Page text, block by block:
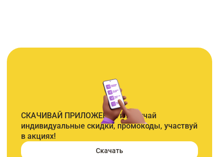
СКАЧИВАЙ ПРИЛОЖЕНИЕ и получай
индивидуальные скидки, промокоды, участвуй
в акциях!
Скачать